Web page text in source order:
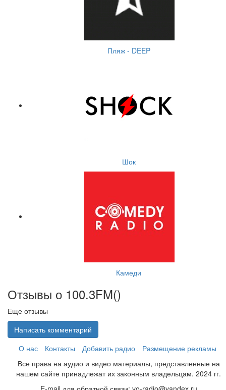
Пляж - DEEP
Шок
Камеди
Отзывы о 100.3FM()
Еще отзывы
Написать комментарий
О нас
Контакты Добавить радио
Размещение рекламы
Все права на аудио и видео материалы, представленные на
нашем сайте принадлежат их законным владельцам. 2024 гг.